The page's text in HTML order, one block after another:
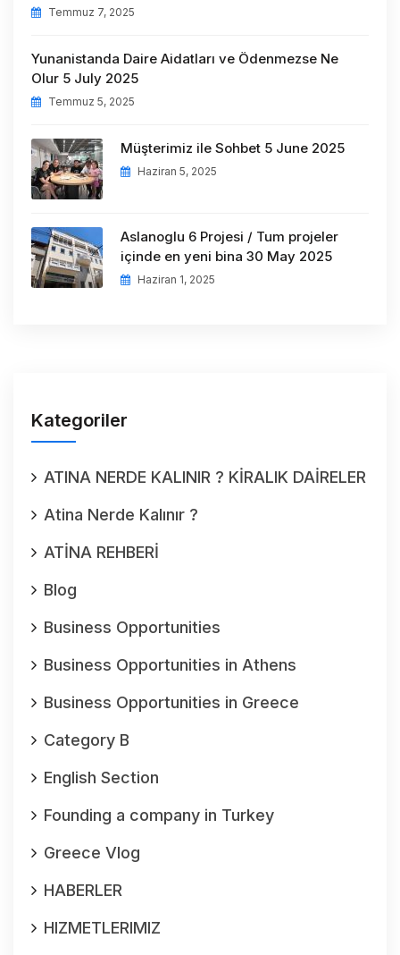
Temmuz 7, 2025
Yunanistanda Daire Aidatları ve Ödenmezse Ne
Olur 5 July 2025
Temmuz 5, 2025
Müşterimiz ile Sohbet 5 June 2025
Haziran 5, 2025
Aslanoglu 6 Projesi / Tum projeler
içinde en yeni bina 30 May 2025
Haziran 1, 2025
Kategoriler
ATINA NERDE KALINIR ? KİRALIK DAİRELER
Atina Nerde Kalınır ?
ATİNA REHBERİ
Blog
Business Opportunities
Business Opportunities in Athens
Business Opportunities in Greece
Category B
English Section
Founding a company in Turkey
Greece Vlog
HABERLER
HIZMETLERIMIZ